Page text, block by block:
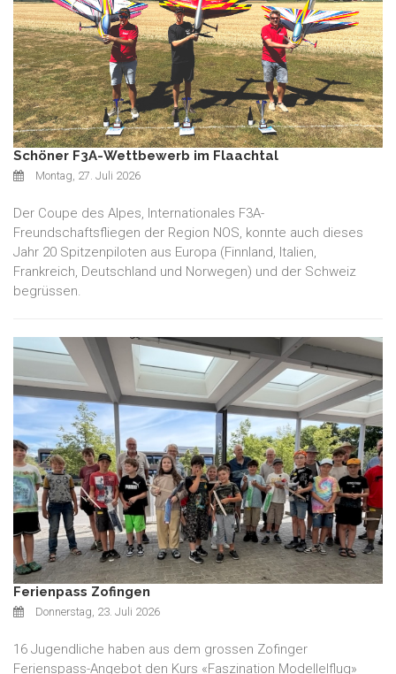
Schöner F3A-Wettbewerb im Flaachtal
Montag, 27. Juli 2026
Der Coupe des Alpes, Internationales F3A-
Freundschaftsfliegen der Region NOS, konnte auch dieses
Jahr 20 Spitzenpiloten aus Europa (Finnland, Italien,
Frankreich, Deutschland und Norwegen) und der Schweiz
begrüssen.
Ferienpass Zofingen
Donnerstag, 23. Juli 2026
16 Jugendliche haben aus dem grossen Zofinger
Ferienspass-Angebot den Kurs «Faszination Modellelflug»